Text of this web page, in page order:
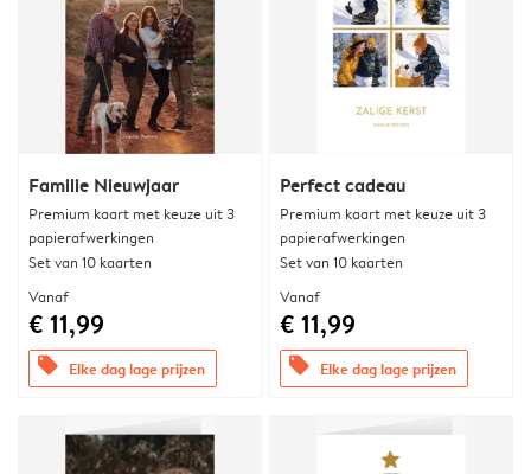
Familie Nieuwjaar
Premium kaart met keuze uit 3
papierafwerkingen
Set van 10 kaarten
Vanaf
€ 11,99
offers Elke dag lage prijzen
Perfect cadeau
Premium kaart met keuze uit 3
papierafwerkingen
Set van 10 kaarten
Vanaf
€ 11,99
offers Elke dag lage prijzen